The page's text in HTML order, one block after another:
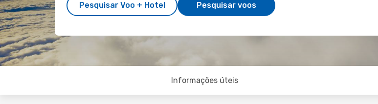
Pesquisar Voo + Hotel Pesquisar voos
Informações úteis